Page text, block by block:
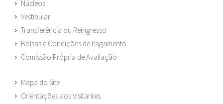
Núcleos
Vestibular
Transferência ou Reingresso
Bolsas e Condições de Pagamento
Comissão Própria de Avaliação
Mapa do Site
Orientações aos Visitantes